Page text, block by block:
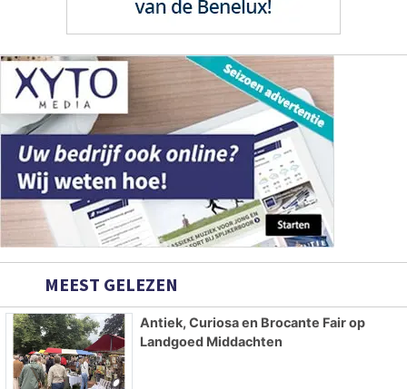
MEEST GELEZEN
Antiek, Curiosa en Brocante Fair op
Landgoed Middachten